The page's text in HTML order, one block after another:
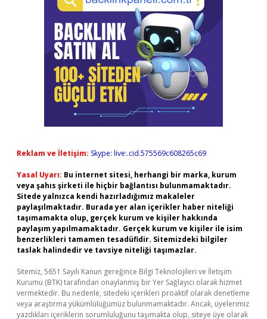
Reklam ve İletişim: Skype: live:.cid.575569c608265c69
Yasal Uyarı: Bu internet sitesi, herhangi bir marka, kurum
veya şahıs şirketi ile hiçbir bağlantısı bulunmamaktadır.
Sitede yalnızca kendi hazırladığımız makaleler
paylaşılmaktadır. Burada yer alan içerikler haber niteliği
taşımamakta olup, gerçek kurum ve kişiler hakkında
paylaşım yapılmamaktadır. Gerçek kurum ve kişiler ile isim
benzerlikleri tamamen tesadüfidir. Sitemizdeki bilgiler
taslak halindedir ve tavsiye niteliği taşımazlar.
Sitemiz, 5651 Sayılı Kanun gereğince Bilgi Teknolojileri ve İletişim
Kurumu (BTK) tarafından onaylanmış bir Yer Sağlayıcı olarak hizmet
vermektedir. Bu nedenle, sitedeki içerikleri proaktif olarak denetleme
veya araştırma yükümlülüğümüz bulunmamaktadır. Ancak, üyelerimiz
yazdıkları içeriklerin sorumluluğunu taşımakta olup, siteye üye olarak